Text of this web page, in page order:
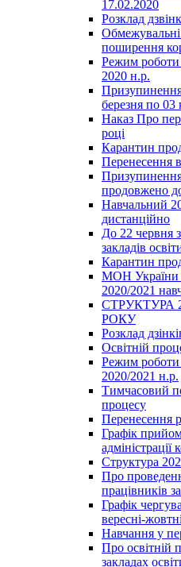
17.02.2020
Розклад
поширення
Режим роботи
2020 н.р.
Призупинення
березня по 03
Наказ Про
році
Карантин
Перенесення
продовжено
Навчальний
дистанційно
До 22 червня
закладів
Карантин
МОН України
2020/2021
СТРУКТУРА
РОКУ
Розклад
Освітній
Режим роботи
2020/2021 н.р.
Тимчасовий
процесу
Перенесення
Графік
Структура
Про
працівників
Графік
вересні-
Навчання у
Про освітній
закладах